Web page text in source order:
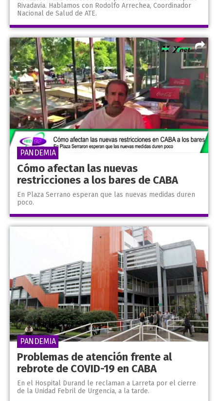
Rivadavia. Hablamos con Rodolfo Arrechea, Coordinador
Nacional de Salud de ATE.
Cómo afectan las nuevas
restricciones a los bares de CABA
En Plaza Serrano esperan que las nuevas medidas duren
poco.
PANDEMIA
Problemas de atención frente al
rebrote de COVID-19 en CABA
En el Hospital Durand le reclaman a Larreta por el cierre
de la Unidad Febril de Urgencia, a la tarde.
PANDEMIA